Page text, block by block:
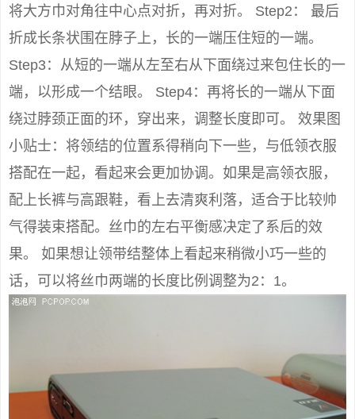
将大方巾对角往中心点对折，再对折。 Step2： 最后
折成长条状围在脖子上，长的一端压住短的一端。
Step3：从短的一端从左至右从下面绕过来包住长的一
端，以形成一个结眼。 Step4：再将长的一端从下面
绕过脖颈正面的环，穿出来，调整长度即可。 效果图
小贴士：将领结的位置系得稍向下一些，与低领衣服
搭配在一起，看起来会更加协调。如果是高领衣服，
配上长裤与高跟鞋，看上去清爽利落，适合于比较帅
气得装束搭配。丝巾的左右平衡感决定了系后的效
果。 如果想让领带结整体上看起来稍微小巧一些的
话，可以将丝巾两端的长度比例调整为2：1。